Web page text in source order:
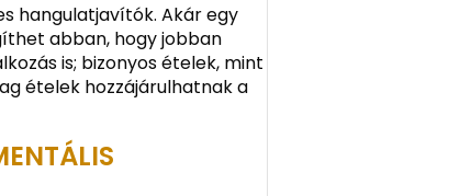
hangulatjavítók. Akár egy
abban, hogy jobban
is; bizonyos ételek, mint
ételek hozzájárulhatnak a